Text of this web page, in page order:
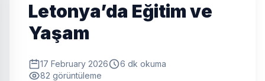
Letonya’da Eğitim ve
Yaşam
17 February 2026
6 dk okuma
82 görüntüleme